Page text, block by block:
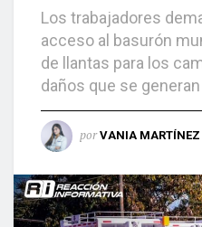
Los trabajadores
acceso al basurón
de llantas para los
daños que se
por VANIA MARTÍNEZ